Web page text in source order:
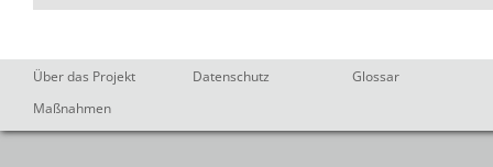
Über das Projekt Datenschutz
Glossar
Maßnahmen